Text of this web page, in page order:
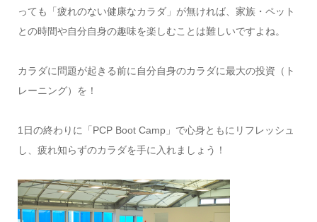
っても「疲れのない健康なカラダ」が無ければ、家族・ペット
との時間や自分自身の趣味を楽しむことは難しいですよね。
カラダに問題が起きる前に自分自身のカラダに最大の投資（ト
レーニング）を！
1日の終わりに「PCP Boot Camp」で心身ともにリフレッシュ
し、疲れ知らずのカラダを手に入れましょう！